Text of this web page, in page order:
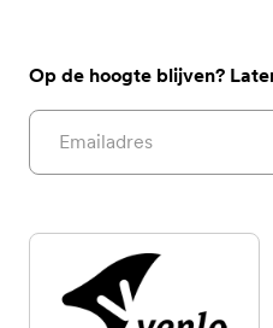
Op de hoogte blijven?
Email address